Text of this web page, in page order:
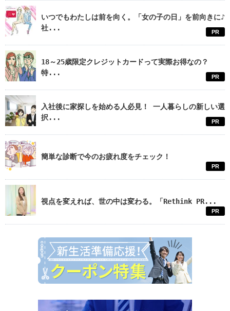
いつでもわたしは前を向く。「女の子の日」を前向きに♪
社...
PR
18～25歳限定クレジットカードって実際お得なの？
特...
PR
入社後に家探しを始める人必見！ 一人暮らしの新しい選
択...
PR
簡単な診断で今のお疲れ度をチェック！
PR
視点を変えれば、世の中は変わる。「Rethink PR...
PR